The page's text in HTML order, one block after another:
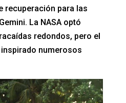
recuperación para las
La NASA optó
redondos, pero el
numerosos